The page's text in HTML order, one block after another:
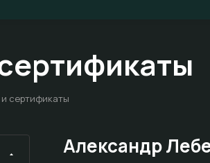
сертификаты
Александр